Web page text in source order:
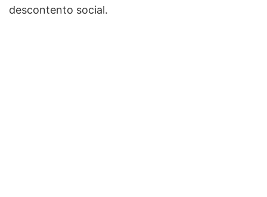
descontento social.